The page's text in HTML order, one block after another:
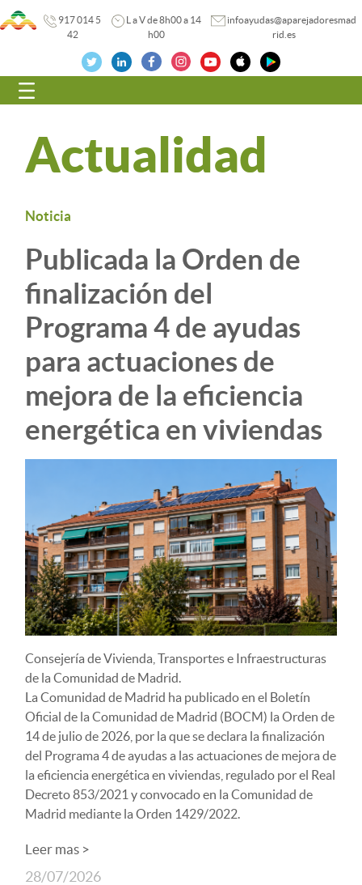
917 014 5
42
L a V de 8h00 a 14
h00
infoayudas@aparejadoresmad
rid.es
Navegación
Actualidad
Noticia
Publicada la Orden de
finalización del
Programa 4 de ayudas
para actuaciones de
mejora de la eficiencia
energética en viviendas
Consejería de Vivienda, Transportes e Infraestructuras
de la Comunidad de Madrid.
La Comunidad de Madrid ha publicado en el Boletín
Oficial de la Comunidad de Madrid (BOCM) la Orden de
14 de julio de 2026, por la que se declara la finalización
del Programa 4 de ayudas a las actuaciones de mejora de
la eficiencia energética en viviendas, regulado por el Real
Decreto 853/2021 y convocado en la Comunidad de
Madrid mediante la Orden 1429/2022.
Leer mas >
28/07/2026